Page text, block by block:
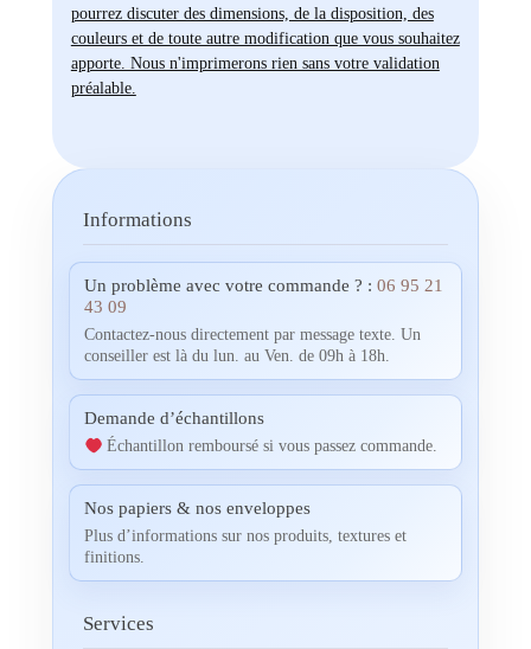
pourrez discuter des dimensions, de la disposition, des
couleurs et de toute autre modification que vous souhaitez
apporte. Nous n'imprimerons rien sans votre validation
préalable.
Informations
Un problème avec votre commande ? : 06 95 21
43 09
Contactez-nous directement par message texte. Un
conseiller est là du lun. au Ven. de 09h à 18h.
Demande d’échantillons
Échantillon remboursé si vous passez commande.
Nos papiers & nos enveloppes
Plus d’informations sur nos produits, textures et
finitions.
Services